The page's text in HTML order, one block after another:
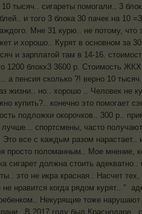
тысяч.. сигареты помогали.. 3
и того 3 блока 30 пачек на 10
Мне 31 курю.. не потому, что
и хорошо.. Курят в основном за
и зарплатой там в 14-16.
1200 блокх3 3600 р. Стоимость
а пенсия сколько ?! верно 10
жизни.. но.. хорошо .. Человек не
купить?.. конечно это помогает
подложки окорочков.. 300 р..
спортсмены, часто
все с каждым разом нарастает..
просто поломанным.. Мое мнение,
сигарет должна стоить
это не икра красная.. Насчет
нравится когда рядом курят.. "
Некурящие тоже
В 2017 году был Краснодаре..